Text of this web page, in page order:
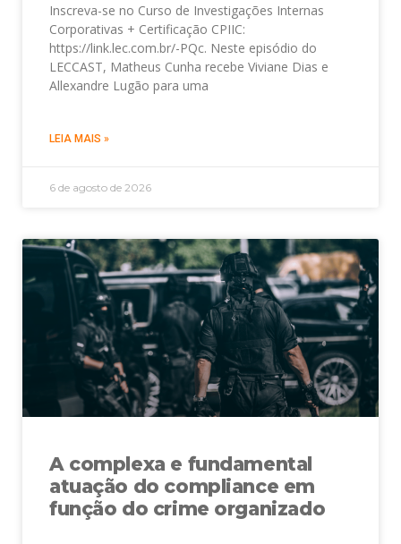
Inscreva-se no Curso de Investigações Internas
Corporativas + Certificação CPIIC:
https://link.lec.com.br/-PQc. Neste episódio do
LECCAST, Matheus Cunha recebe Viviane Dias e
Allexandre Lugão para uma
LEIA MAIS »
6 de agosto de 2026
A complexa e fundamental
atuação do compliance em
função do crime organizado